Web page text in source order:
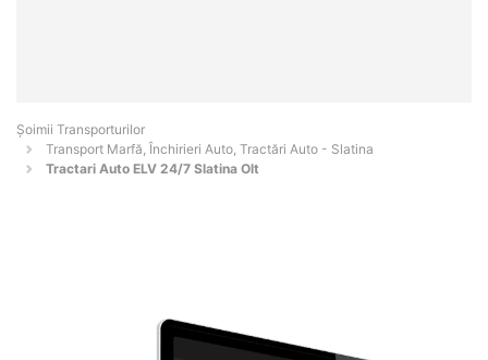
Șoimii Transporturilor
Transport Marfă, Închirieri Auto, Tractări Auto - Slatina
Tractari Auto ELV 24/7 Slatina Olt